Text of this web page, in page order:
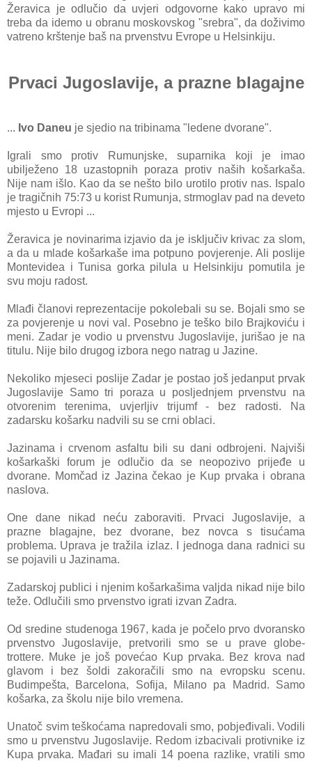
Žeravica je odlučio da uvjeri odgovorne kako upravo mi
treba da idemo u obranu moskovskog "srebra", da doživimo
vatreno krštenje baš na prvenstvu Evrope u Helsinkiju.
Prvaci Jugoslavije, a prazne blagajne
... Ivo Daneu je sjedio na tribinama "ledene dvorane".
Igrali smo protiv Rumunjske, suparnika koji je imao
ubilježeno 18 uzastopnih poraza protiv naših košarkaša.
Nije nam išlo. Kao da se nešto bilo urotilo protiv nas. Ispalo
je tragičnih 75:73 u korist Rumunja, strmoglav pad na deveto
mjesto u Evropi ...
Žeravica je novinarima izjavio da je isključiv krivac za slom,
a da u mlade košarkaše ima potpuno povjerenje. Ali poslije
Montevidea i Tunisa gorka pilula u Helsinkiju pomutila je
svu moju radost.
Mlađi članovi reprezentacije pokolebali su se. Bojali smo se
za povjerenje u novi val. Posebno je teško bilo Brajkoviću i
meni. Zadar je vodio u prvenstvu Jugoslavije, jurišao je na
titulu. Nije bilo drugog izbora nego natrag u Jazine.
Nekoliko mjeseci poslije Zadar je postao još jedanput prvak
Jugoslavije Samo tri poraza u posljednjem prvenstvu na
otvorenim terenima, uvjerljiv trijumf - bez radosti. Na
zadarsku košarku nadvili su se crni oblaci.
Jazinama i crvenom asfaltu bili su dani odbrojeni. Najviši
košarkaški forum je odlučio da se neopozivo prijeđe u
dvorane. Momčad iz Jazina čekao je Kup prvaka i obrana
naslova.
One dane nikad neću zaboraviti. Prvaci Jugoslavije, a
prazne blagajne, bez dvorane, bez novca s tisućama
problema. Uprava je tražila izlaz. I jednoga dana radnici su
se pojavili u Jazinama.
Zadarskoj publici i njenim košarkašima valjda nikad nije bilo
teže. Odlučili smo prvenstvo igrati izvan Zadra.
Od sredine studenoga 1967, kada je počelo prvo dvoransko
prvenstvo Jugoslavije, pretvorili smo se u prave globe-
trottere. Muke je još povećao Kup prvaka. Bez krova nad
glavom i bez šoldi zakoračili smo na evropsku scenu.
Budimpešta, Barcelona, Sofija, Milano pa Madrid. Samo
košarka, za školu nije bilo vremena.
Unatoč svim teškoćama napredovali smo, pobjeđivali. Vodili
smo u prvenstvu Jugoslavije. Redom izbacivali protivnike iz
Kupa prvaka. Mađari su imali 14 poena razlike, vratili smo